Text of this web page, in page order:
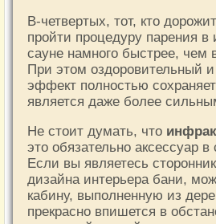
В-четвертых, тот, кто
пройти процедуру парения в
сауне намного быстрее, чем
При этом оздоровительный
эффект полностью
является даже более
Не стоит думать, что
это обязательно аксессуар в
Если вы являетесь
дизайна интерьера бани,
кабину, выполненную из
прекрасно впишется в